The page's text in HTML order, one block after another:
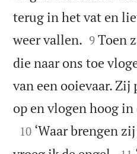
terug in het vat en
weer vallen. 

9 Toen
die naar ons toe
van een ooievaar.
op en vlogen hoog

10 ‘Waar brengen